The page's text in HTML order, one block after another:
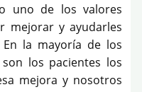
uno de los valores
mejorar y ayudarles
la mayoría de los
los pacientes los
mejora y nosotros